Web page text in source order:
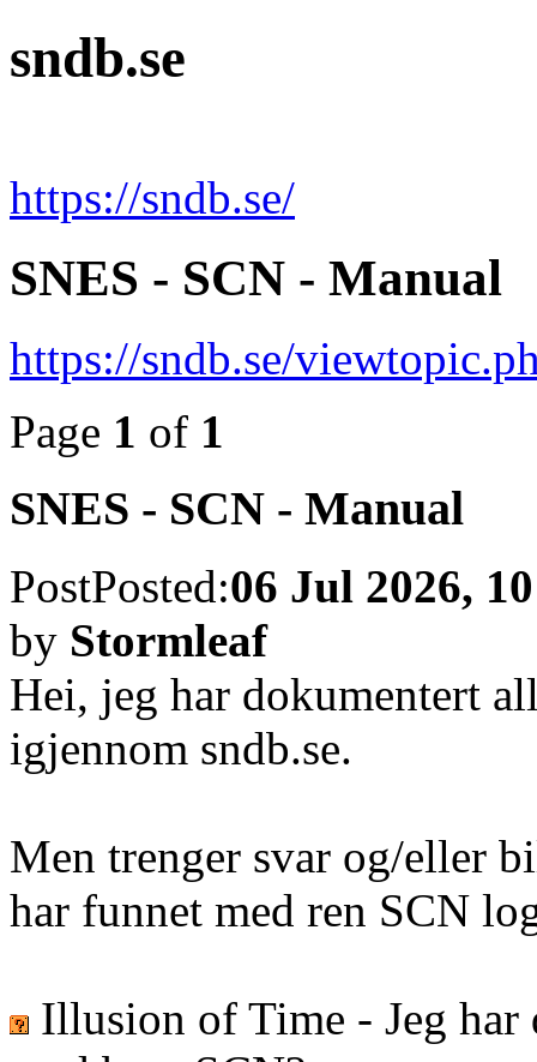
sndb.se
https://sndb.se/
SNES - SCN - Manual
https://sndb.se/
Page 1 of 1
SNES - SCN - Manual
PostPosted:06 Jul 2026,
by Stormleaf
Hei, jeg har dokumentert
igjennom sndb.se.
Men trenger svar og/eller
har funnet med ren SCN
Illusion of Time - Jeg